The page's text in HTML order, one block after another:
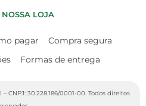
NOSSA LOJA
pagar
Compra segura
Formas de entrega
CNPJ: 30.228.186/0001-00. Todos direitos